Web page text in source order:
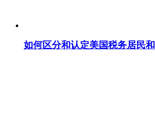
如何区分和认定美国税务居民